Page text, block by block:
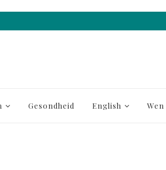
Gesondheid English Wen